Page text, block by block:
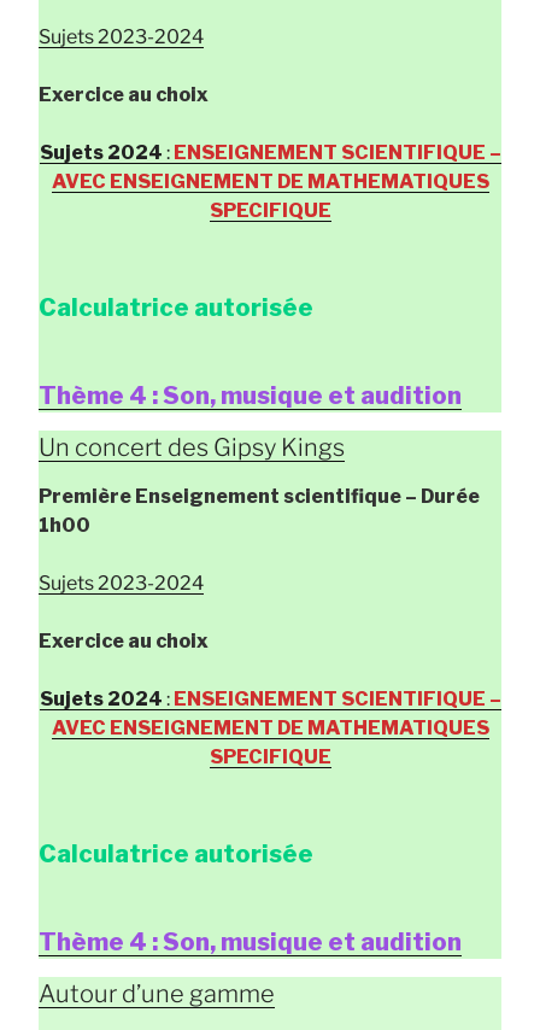
Sujets 2023-2024
Exercice au choix
Sujets 2024 : ENSEIGNEMENT SCIENTIFIQUE –
AVEC ENSEIGNEMENT DE MATHEMATIQUES
SPECIFIQUE
Calculatrice autorisée
Thème 4 : Son, musique et audition
Un concert des Gipsy Kings
Première Enseignement scientifique – Durée
1h00
Sujets 2023-2024
Exercice au choix
Sujets 2024 : ENSEIGNEMENT SCIENTIFIQUE –
AVEC ENSEIGNEMENT DE MATHEMATIQUES
SPECIFIQUE
Calculatrice autorisée
Thème 4 : Son, musique et audition
Autour d’une gamme